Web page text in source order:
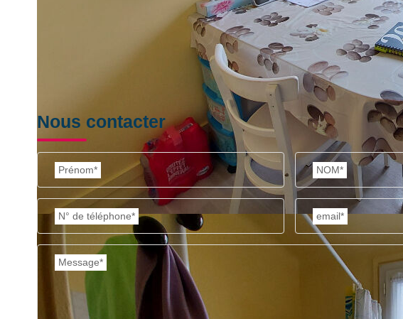
Nous contacter
Prénom* NOM*
N° de téléphone* email*
Message*